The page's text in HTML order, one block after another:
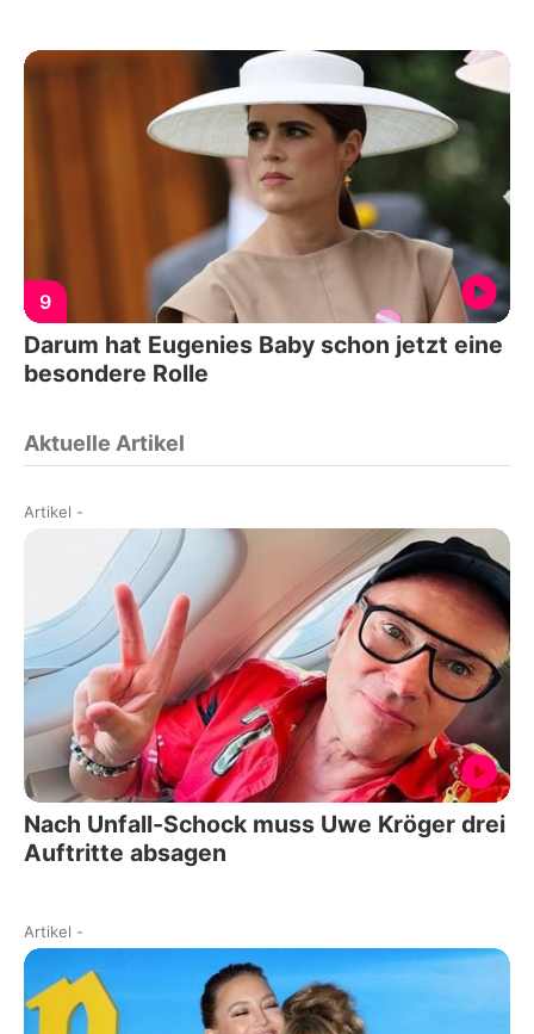
9
Darum hat Eugenies Baby schon jetzt eine
besondere Rolle
Aktuelle Artikel
Artikel -
Nach Unfall-Schock muss Uwe Kröger drei
Auftritte absagen
Artikel -